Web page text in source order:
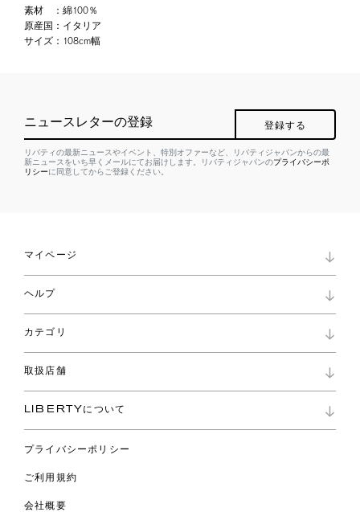
素材 ： 綿100％
原産国 ： イタリア
サイズ ： 108cm幅
ニュースレターの登録 登録する
リバティの最新ニュースやイベント、特別オファーなど、リバティジャパンからの最
新ニュースをいち早くメールにてお届けします。リバティジャパンのプライバシーポ
リシーに同意してからご登録ください。
マイページ
ロイヤリティプログラム
パスワード再設定
ショッピングバッグ
ヘルプ
お問い合わせ
よくあるご質問
ご利用ガイド
カテゴリ
コレクション
ファブリックス
バッグ
ウェア
ライフスタイル
スペシャル
取扱店舗
リバティ・ファブリックス
LIBERTYについて
プライバシーポリシー
ご利用規約
会社概要